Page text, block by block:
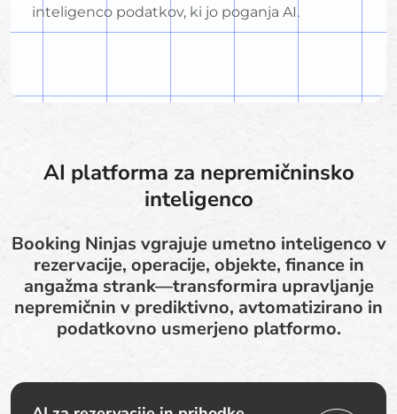
inteligenco podatkov, ki jo poganja AI.
AI platforma za nepremičninsko
inteligenco
Booking Ninjas vgrajuje umetno inteligenco v
rezervacije, operacije, objekte, finance in
angažma strank—transformira upravljanje
nepremičnin v prediktivno, avtomatizirano in
podatkovno usmerjeno platformo.